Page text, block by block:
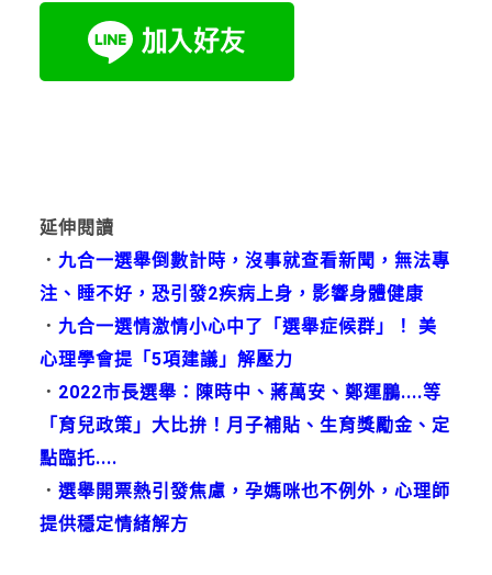
延伸閱讀
． 九合一選舉倒數計時，沒事就查看新聞，無法專
注、睡不好，恐引發2疾病上身，影響身體健康
． 九合一選情激情小心中了「選舉症候群」！ 美
心理學會提「5項建議」解壓力
． 2022市長選舉：陳時中、蔣萬安、鄭運鵬....等
「育兒政策」大比拚！月子補貼、生育獎勵金、定
點臨托....
． 選舉開票熱引發焦慮，孕媽咪也不例外，心理師
提供穩定情緒解方